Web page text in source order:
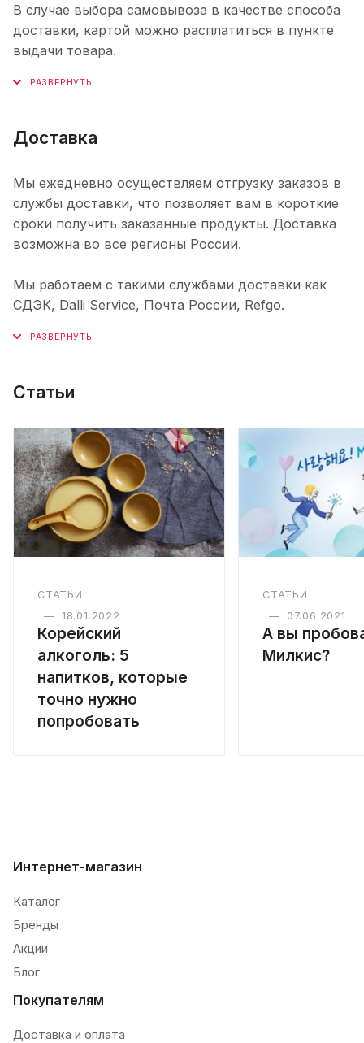
В случае выбора самовывоза в качестве способа
доставки, картой можно расплатиться в пункте
выдачи товара.
Доставка
Мы ежедневно осуществляем отгрузку заказов в
службы доставки, что позволяет вам в короткие
сроки получить заказанные продукты. Доставка
возможна во все регионы России.
Мы работаем с такими службами доставки как
СДЭК, Dalli Service, Почта России, Refgo.
Статьи
СТАТЬИ
— 18.01.2022
Корейский
алкоголь: 5
напитков, которые
точно нужно
попробовать
СТАТЬИ
—
07.06.2021
А вы
Милкис?
Интернет-магазин
Каталог
Бренды
Акции
Блог
Покупателям
Доставка и оплата